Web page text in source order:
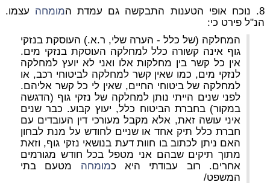
8. נוכח אופי הטענות התבקשה גם עמדת ה
מומחה עצמו.
הנ"ל פירט כי:
המחלקה (של כלל - הערה שלי, ר.א.) העוסקת בנזקי
גוף אינה קשורה כלל למחלקה העוסקת בנזקי מים.
אין כל קשר בין מחלקות אלו ואני לא יועץ למחלקה
לנזקי מים, כמו שאין קשר למחלקה לביטוחי רכב, או
למחלקה של ביטוחי החיים, שאין לי כל קשר אליהם.
לפני שנים הייתי נותן למחלקה של נזקי גוף (הדגשה
במקור) בחברת הביטוח כלל, יעוץ קבוע. כבר שנים
איני עושה זאת, אלא מקבל מעורכי דין העובדים עם
חברת כלל תיק אחד או שניים לחודש על מנת לבחון
האם ניתן לכתוב בו חוות דעת בנושאי נזקי גוף, וזאת
מתוך תיקים שבהם אני מטפל בכל חודש מגורמים
אחרים. רוב עבודתי היא כמומחה מטעם בתי
המשפט/